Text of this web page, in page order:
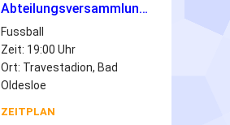
Abteilungsversammlung Fussball 2026
Fussball
Zeit: 19:00 Uhr
Ort: Travestadion, Bad
Oldesloe
ZEITPLAN